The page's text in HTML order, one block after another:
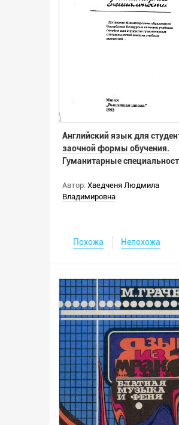
Английский язык для
заочной формы обучения.
Гуманитарные
Автор: Хведченя Людмила
Владимировна
Похожа Непохожа